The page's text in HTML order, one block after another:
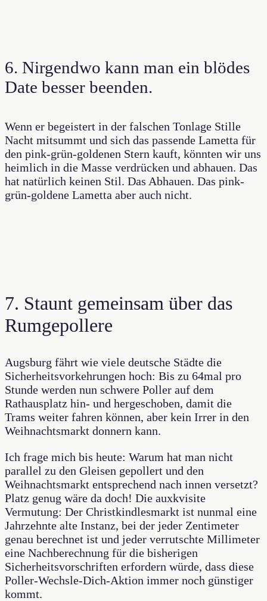
6. Nirgendwo kann man ein blödes
Date besser beenden.
Wenn er begeistert in der falschen Tonlage Stille
Nacht mitsummt und sich das passende Lametta für
den pink-grün-goldenen Stern kauft, könnten wir uns
heimlich in die Masse verdrücken und abhauen. Das
hat natürlich keinen Stil. Das Abhauen. Das pink-
grün-goldene Lametta aber auch nicht.
7. Staunt gemeinsam über das
Rumgepollere
Augsburg fährt wie viele deutsche Städte die
Sicherheitsvorkehrungen hoch: Bis zu 64mal pro
Stunde werden nun schwere Poller auf dem
Rathausplatz hin- und hergeschoben, damit die
Trams weiter fahren können, aber kein Irrer in den
Weihnachtsmarkt donnern kann.
Ich frage mich bis heute: Warum hat man nicht
parallel zu den Gleisen gepollert und den
Weihnachtsmarkt entsprechend nach innen versetzt?
Platz genug wäre da doch! Die auxkvisite
Vermutung: Der Christkindlesmarkt ist nunmal eine
Jahrzehnte alte Instanz, bei der jeder Zentimeter
genau berechnet ist und jeder verrutschte Millimeter
eine Nachberechnung für die bisherigen
Sicherheitsvorschriften erfordern würde, dass diese
Poller-Wechsle-Dich-Aktion immer noch günstiger
kommt.